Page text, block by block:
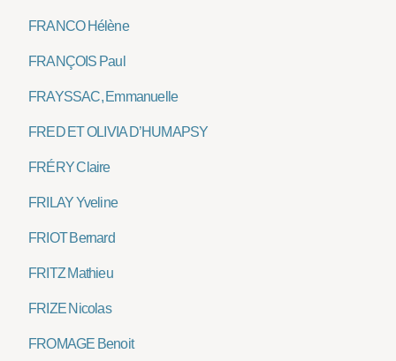
FRANCO Hélène
FRANÇOIS Paul
FRAYSSAC, Emmanuelle
FRED ET OLIVIA D’HUMAPSY
FRÉRY Claire
FRILAY Yveline
FRIOT Bernard
FRITZ Mathieu
FRIZE Nicolas
FROMAGE Benoit